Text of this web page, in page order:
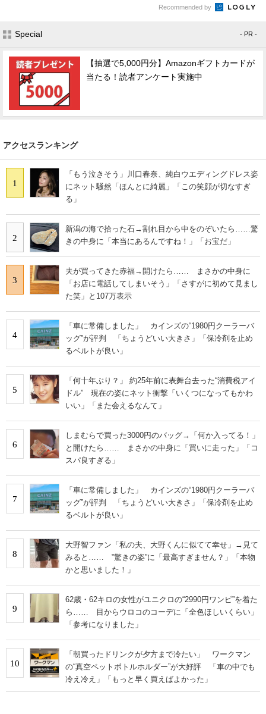
Recommended by
Special - PR -
【抽選で5,000円分】Amazonギフトカードが
当たる！読者アンケート実施中
アクセスランキング
1
「もう泣きそう」川口春奈、純白ウエディングドレス姿
にネット騒然「ほんとに綺麗」「この笑顔が切なすぎ
る」
2
新潟の海で拾った石→割れ目から中をのぞいたら……驚
きの中身に「本当にあるんですね！」「お宝だ」
3
夫が買ってきた赤福→開けたら…… まさかの中身に
「お店に電話してしまいそう」「さすがに初めて見まし
た笑」と107万表示
4
「車に常備しました」 カインズの“1980円クーラーバ
ッグ”が評判 「ちょうどいい大きさ」「保冷剤を止め
るベルトが良い」
5
「何十年ぶり？」 約25年前に表舞台去った“消費税アイ
ドル” 現在の姿にネット衝撃「いくつになってもかわ
いい」「また会えるなんて」
6
しまむらで買った3000円のバッグ→「何か入ってる！」
と開けたら…… まさかの中身に「買いに走った」「コ
スパ良すぎる」
7
「車に常備しました」 カインズの“1980円クーラーバ
ッグ”が評判 「ちょうどいい大きさ」「保冷剤を止め
るベルトが良い」
8
大野智ファン「私の夫、大野くんに似てて幸せ」→見て
みると…… ‟驚きの姿”に「最高すぎません？」「本物
かと思いました！」
9
62歳・62キロの女性がユニクロの“2990円ワンピ”を着た
ら…… 目からウロコのコーデに「全色ほしいくらい」
「参考になりました」
10
「朝買ったドリンクが夕方まで冷たい」 ワークマン
の“真空ペットボトルホルダー”が大好評 「車の中でも
冷え冷え」「もっと早く買えばよかった」